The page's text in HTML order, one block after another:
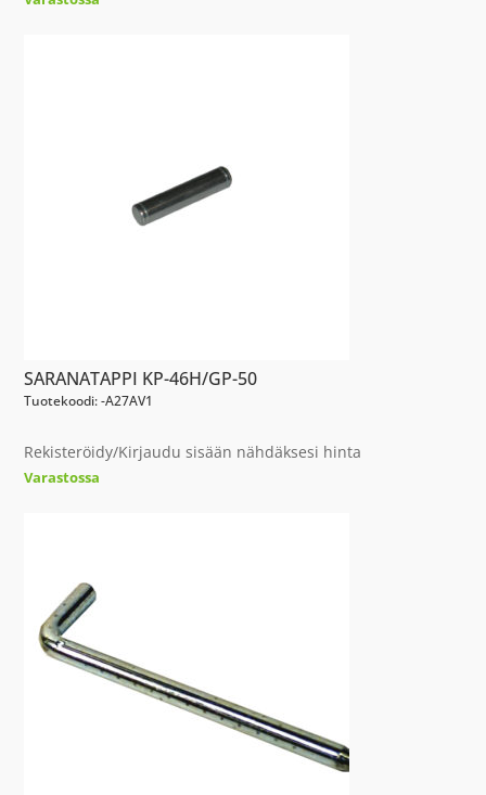
SARANATAPPI KP-46H/GP-50
Tuotekoodi: -A27AV1
Rekisteröidy/Kirjaudu sisään nähdäksesi hinta
Varastossa